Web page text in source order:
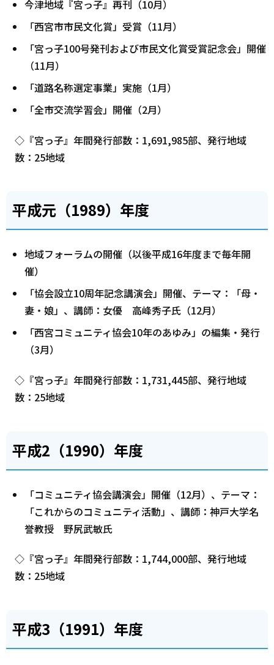
今津地域『宮っ子』再刊（10月）
「西宮市市民文化賞」受賞（11月）
「宮っ子100号発刊および市民文化賞受賞記念会」開催
（11月）
「道路名称選定事業」実施（1月）
「全市交流学習会」開催（2月）
◇『宮っ子』年間発行部数：1,691,985部、発行地域
数：25地域
平成元（1989）年度
地域フォーラムの開催（以後平成16年度まで毎年開
催）
「協会設立10周年記念講演会」開催、テーマ：「母・
妻・娘」、講師：女優 高峰秀子氏（12月）
「西宮コミュニティ協会10年のあゆみ」の編集・発行
（3月）
◇『宮っ子』年間発行部数：1,731,445部、発行地域
数：25地域
平成2（1990）年度
「コミュニティ協会講演会」開催（12月）、テーマ：
「これからのコミュニティ活動」、講師：神戸大学名
誉教授 野尻武敏氏
◇『宮っ子』年間発行部数：1,744,000部、発行地域
数：25地域
平成3（1991）年度